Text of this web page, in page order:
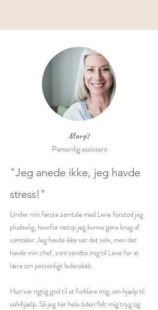
Margit
Personlig assistent
"Jeg anede ikke, jeg havde
stress!"
Under min første samtale med Lene forstod jeg
pludselig, hvorfor netop jeg kunne gøre brug af
samtaler. Jeg havde ikke set det selv, men det
havde min chef, som sendte mig til Lene for at
lære om personligt lederskab.
Hun var rigtig god til at forklare mig, om hjælp til
selvhjælp. Så jeg har hele tiden følt mig tryg og